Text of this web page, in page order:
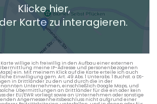
hinzufügen
basieren auf den
typischen Dienstag morgens um 8:30.
Klicke hier,
Karte zu interagieren.
willige ich freiwillig in den Aufbau einer externen
meine IP-Adresse und personenbezogenen
ein. Mit meinem Klick auf die Karte erteile ich auch
Einwilligung gem. Art. 49 Abs. 1 Unterabs. 1 Buchst. a DS-
in Drittländer zu den und durch die in der
Unternehmen, einschließlich Google Maps, und
solche Übermittlungen an Drittländer für die ein oder kein
der EU/EWR vorliegt sowie an Unternehmen oder sonstige
Angemessenheitsbeschluss nicht aufgrund einer